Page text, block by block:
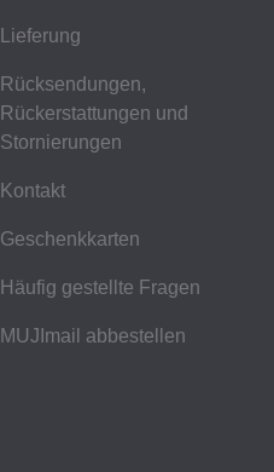
Lieferung
Rücksendungen,
Rückerstattungen und
Stornierungen
Kontakt
Geschenkkarten
Häufig gestellte Fragen
MUJImail abbestellen